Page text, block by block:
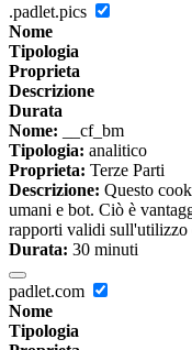
.padlet.pics
Nome
Tipologia
Proprieta
Descrizione
Durata
Nome: __cf_bm
Tipologia: analitico
Proprieta: Terze Parti
Descrizione: Questo
umani e bot. Ciò è
rapporti validi sull'utilizzo
Durata: 30 minuti
padlet.com
Nome
Tipologia